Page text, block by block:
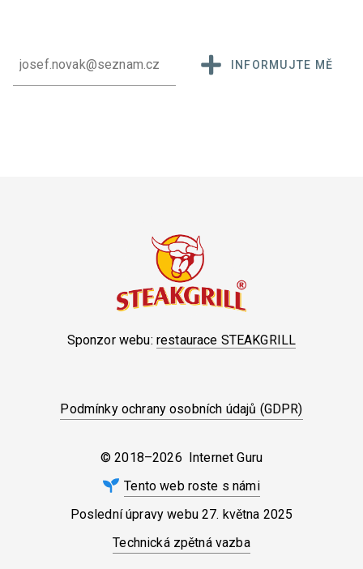
INFORMUJTE MĚ
Sponzor webu: restaurace STEAKGRILL
Podmínky ochrany osobních údajů (GDPR)
© 2018–2026 Internet Guru
Tento web roste s námi
Poslední úpravy webu 27. května 2025
Technická zpětná vazba